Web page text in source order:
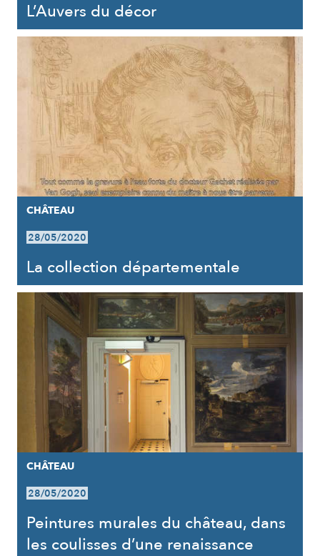
L’Auvers du décor
CHÂTEAU
28/05/2020
La collection départementale
CHÂTEAU
28/05/2020
Peintures murales du château, dans
les coulisses d’une renaissance